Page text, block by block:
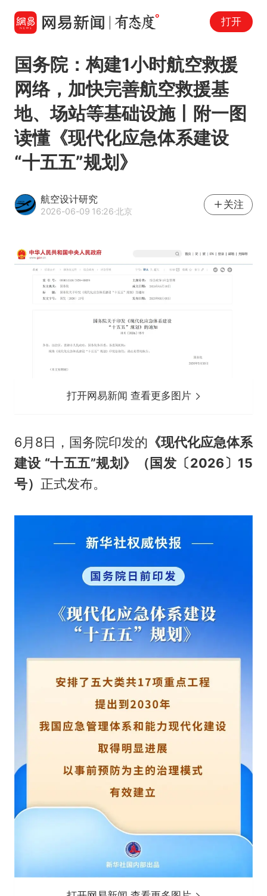
打开
国务院：构建1小时航空救援
网络，加快完善航空救援基
地、场站等基础设施丨附一图
读懂《现代化应急体系建设
“十五五”规划》
航空设计研究
2026-06-09 16:26·北京
关注
打开网易新闻 查看更多图片
6月8日，国务院印发的 《现代化应急体系
建设 “十五五”规划》（国发〔2026〕15
号） 正式发布。